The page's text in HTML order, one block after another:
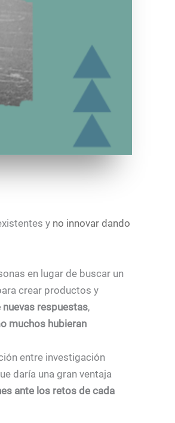
y no innovar dando
en lugar de buscar un
crear productos y
respuestas,
muchos hubieran
entre investigación
daría una gran ventaja
ante los retos de cada